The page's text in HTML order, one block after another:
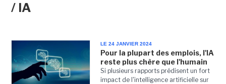
/ IA
LE 24 JANVIER 2024
Pour la plupart des emplois, l'IA
reste plus chère que l'humain
Si plusieurs rapports prédisent un fort
impact de l'intelligence artificielle sur